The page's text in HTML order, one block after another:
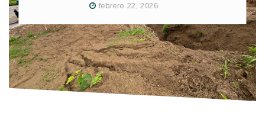
febrero 22, 2026